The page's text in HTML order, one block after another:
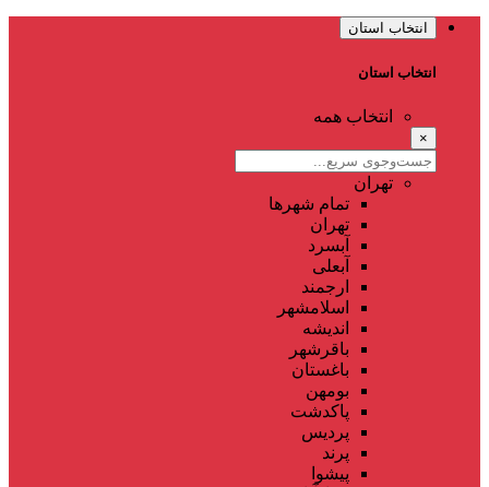
انتخاب استان
انتخاب استان
انتخاب همه
×
تهران
تمام شهر‌ها
تهران
آبسرد
آبعلی
ارجمند
اسلامشهر
اندیشه
باقرشهر
باغستان
بومهن
پاکدشت
پردیس
پرند
پیشوا